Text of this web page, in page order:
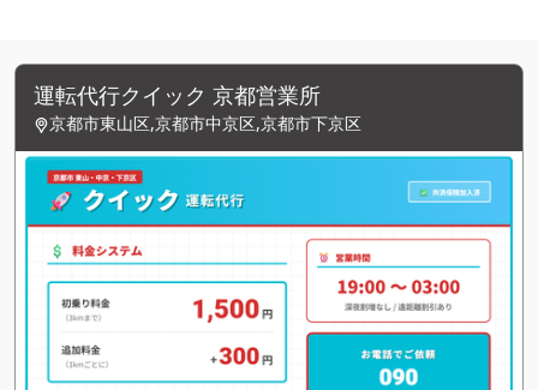
運転代行クイック 京都営業所
京都市東山区,京都市中京区,京都市下京区